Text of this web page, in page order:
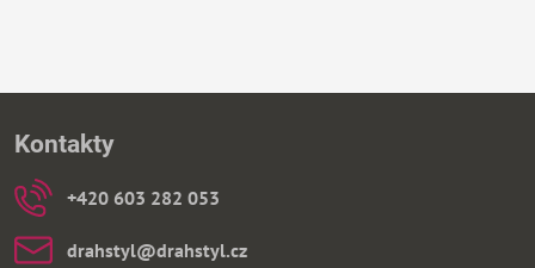
Kontakty
+420 603 282 053
drahstyl​@drahstyl​.cz